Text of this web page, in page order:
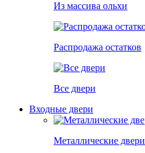
Из массива ольхи
Распродажа остатков
Все двери
Входные двери
Металлические двери